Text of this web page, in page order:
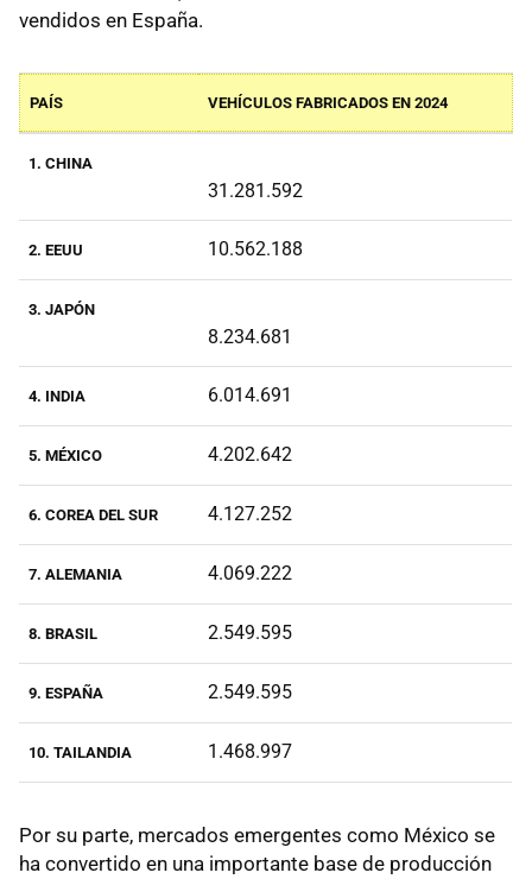
vendidos en España.
PAÍS VEHÍCULOS FABRICADOS EN 2024
1. CHINA
31.281.592
2. EEUU 10.562.188
3. JAPÓN
8.234.681
4. INDIA 6.014.691
5. MÉXICO 4.202.642
6. COREA DEL SUR 4.127.252
7. ALEMANIA 4.069.222
8. BRASIL 2.549.595
9. ESPAÑA 2.549.595
10. TAILANDIA 1.468.997
Por su parte, mercados emergentes como México se
ha convertido en una importante base de producción